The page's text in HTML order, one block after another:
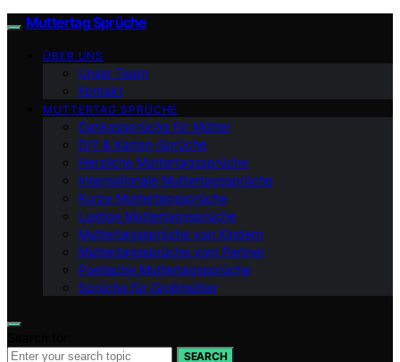
Muttertag Sprüche
ÜBER UNS
Unser Team
Kontakt
MUTTERTAG SPRÜCHE
Dankessprüche für Mütter
DIY & Karten-Sprüche
Herzliche Muttertagssprüche
Internationale Muttertagssprüche
Kurze Muttertagssprüche
Lustige Muttertagssprüche
Muttertagssprüche von Kindern
Muttertagssprüche vom Partner
Poetische Muttertagssprüche
Sprüche für Großmütter
SEARCH